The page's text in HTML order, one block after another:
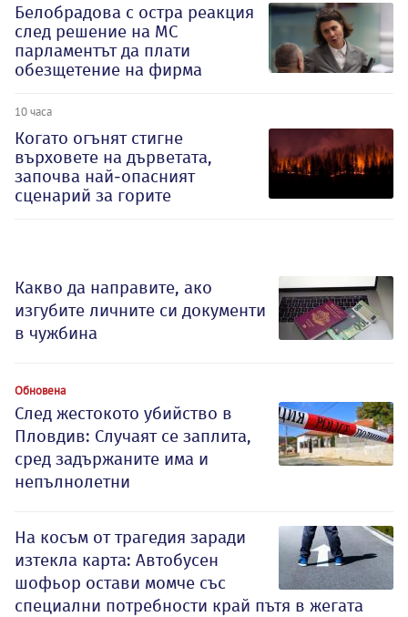
Белобрадова с остра реакция
след решение на МС
парламентът да плати
обезщетение на фирма
10 часа
Когато огънят стигне
върховете на дърветата,
започва най-опасният
сценарий за горите
Какво да направите, ако
изгубите личните си документи
в чужбина
Обновена
След жестокото убийство в
Пловдив: Случаят се заплита,
сред задържаните има и
непълнолетни
На косъм от трагедия заради
изтекла карта: Автобусен
шофьор остави момче със
специални потребности край пътя в жегата